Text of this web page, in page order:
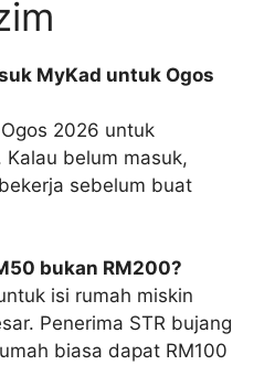
MyKad untuk Ogos
2026 untuk
belum masuk,
sebelum buat
bukan RM200?
isi rumah miskin
Penerima STR bujang
biasa dapat RM100